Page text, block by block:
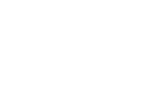
рецепция